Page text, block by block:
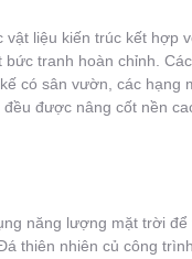
liệu kiến trúc kết hợp
bức tranh hoàn chỉnh.
có sân vườn, các hạng
được nâng cốt nền
năng lượng mặt trời
thiên nhiên củ công